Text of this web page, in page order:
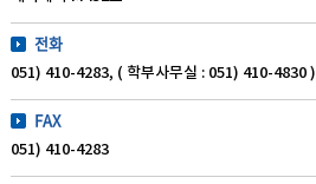
전화
051) 410-4283, ( 학부사무실 : 051) 410-4830 )
FAX
051) 410-4283